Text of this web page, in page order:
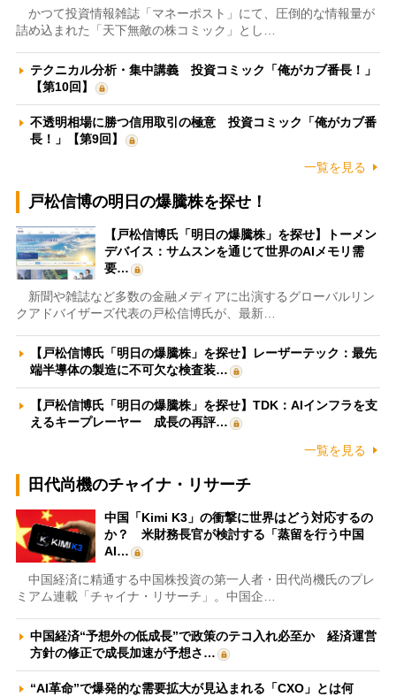
かつて投資情報雑誌「マネーポスト」にて、圧倒的な情報量が
詰め込まれた「天下無敵の株コミック」とし…
テクニカル分析・集中講義 投資コミック「俺がカブ番長！」
【第10回】
不透明相場に勝つ信用取引の極意 投資コミック「俺がカブ番
長！」【第9回】
一覧を見る
戸松信博の明日の爆騰株を探せ！
【戸松信博氏「明日の爆騰株」を探せ】トーメン
デバイス：サムスンを通じて世界のAIメモリ需
要…
新聞や雑誌など多数の金融メディアに出演するグローバルリン
クアドバイザーズ代表の戸松信博氏が、最新…
【戸松信博氏「明日の爆騰株」を探せ】レーザーテック：最先
端半導体の製造に不可欠な検査装…
【戸松信博氏「明日の爆騰株」を探せ】TDK：AIインフラを支
えるキープレーヤー 成長の再評…
一覧を見る
田代尚機のチャイナ・リサーチ
中国「Kimi K3」の衝撃に世界はどう対応するの
か？ 米財務長官が検討する「蒸留を行う中国
AI…
中国経済に精通する中国株投資の第一人者・田代尚機氏のプレ
ミアム連載「チャイナ・リサーチ」。中国企…
中国経済“予想外の低成長”で政策のテコ入れ必至か 経済運営
方針の修正で成長加速が予想さ…
“AI革命”で爆発的な需要拡大が見込まれる「CXO」とは何